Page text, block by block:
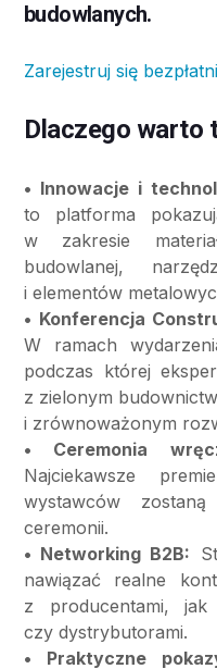
budowlanych.
Zarejestruj się
Dlaczego warto
• Innowacje i
to platforma
w zakresie
budowlanej,
i elementów
• Konferencja
W ramach
podczas której
z zielonym
i zrównoważonym
• Ceremonia
Najciekawsze
wystawców
ceremonii.
• Networking B2B:
nawiązać realne
z producentami, jak
czy dystrybutorami.
• Praktyczne